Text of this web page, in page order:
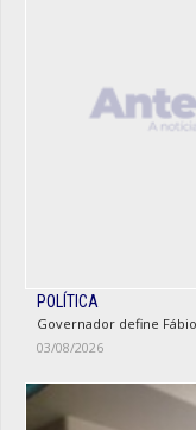
POLÍTICA
Governador define
03/08/2026